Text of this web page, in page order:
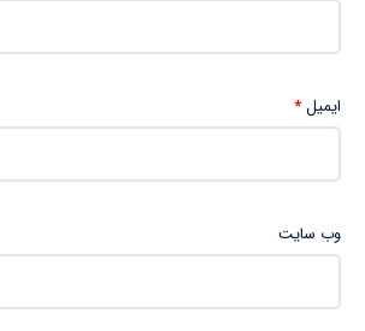
ایمیل*
وب‌ سایت